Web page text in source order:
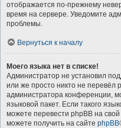
отображается по-прежнему
время на сервере. Уведомите
проблемы.
Вернуться к началу
Моего языка нет в списке!
Администратор не установил
или же просто никто не перевёл
администратора конференции,
языковой пакет. Если такого
можете перевести phpBB на
можете получить на сайте phpBB